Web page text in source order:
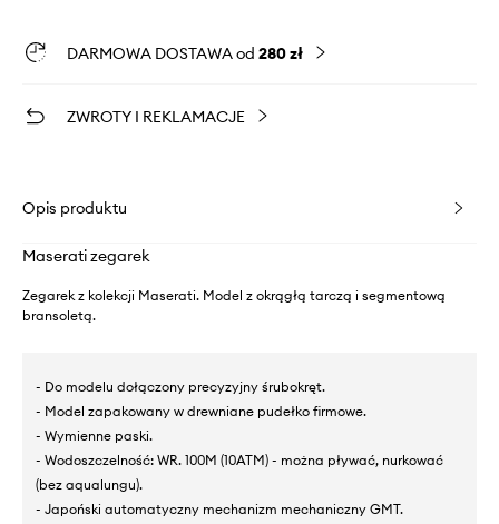
DARMOWA DOSTAWA od 280 zł
ZWROTY I REKLAMACJE
Opis produktu
Maserati zegarek
Zegarek z kolekcji Maserati. Model z okrągłą tarczą i segmentową
bransoletą.
- Do modelu dołączony precyzyjny śrubokręt.
- Model zapakowany w drewniane pudełko firmowe.
- Wymienne paski.
- Wodoszczelność: WR. 100M (10ATM) - można pływać, nurkować
(bez aqualungu).
- Japoński automatyczny mechanizm mechaniczny GMT.